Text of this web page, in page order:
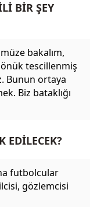
BİR ŞEY
bakalım,
tescillenmiş
Bunun ortaya
Biz bataklığı
EDİLECEK?
futbolcular
gözlemcisi